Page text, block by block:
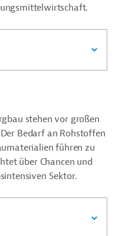
stehen vor großen
Bedarf an Rohstoffen
führen zu
über Chancen und
Sektor.